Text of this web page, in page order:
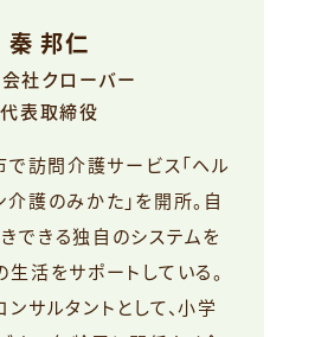
秦 邦仁
社クローバー
代表取締役
訪問介護サービス「ヘル
介護のみかた」を開所。自
できる独自のシステムを
生活をサポートしている。
サルタントとして、小学